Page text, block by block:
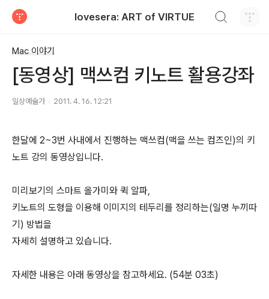
lovesera: ART of VIRTUE
Mac 이야기
[동영상] 맥쓰컴 키노트 활용강좌
일상예술가 2011. 4. 16. 12:21
한달에 2~3번 사내에서 진행하는 맥쓰컴(맥을 쓰는 컴즈인)의 키
노트 강의 동영상입니다.
미리보기의 스마트 올가미와 퀵 알파,
키노트의 도형을 이용해 이미지의 테두리를 정리하는(일명 누끼따
기) 방법을
자세히 설명하고 있습니다.
자세한 내용은 아래 동영상을 참고하세요. (54분 03초)